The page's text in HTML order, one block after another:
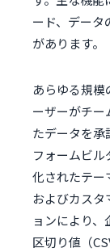
ード、データ
があります。
あらゆる規
ーザーがチー
たデータを承
フォームビ
化されたテー
およびカス
ョンにより
区切り値（